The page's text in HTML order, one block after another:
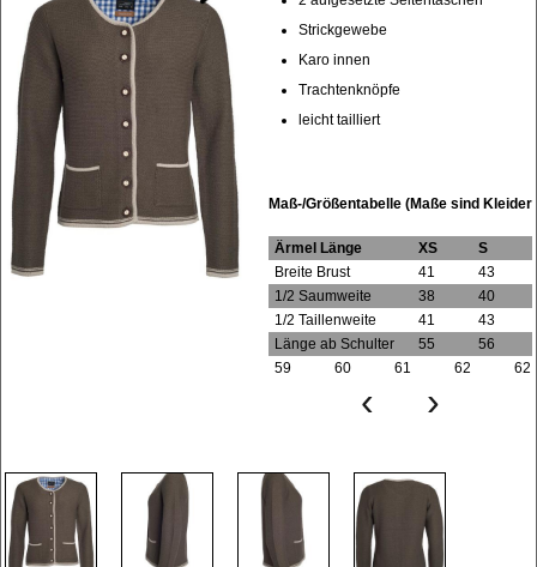
Strickgewebe
Karo innen
Trachtenknöpfe
leicht tailliert
Maß-/Größentabelle (Maße sind
Ärmel Länge XS
S
Breite Brust
41
43
1/2 Saumweite
38
40
1/2 Taillenweite
41
43
Länge ab Schulter
55
56
59
60 61 62 62
‹ ›